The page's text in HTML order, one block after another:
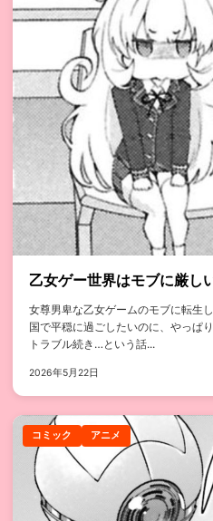
乙女ゲー世界はモブに厳し
女尊男卑な乙女ゲームのモブに転生
国で平穏に過ごしたいのに、やっぱ
トラブル続き…という話...
2026年5月22日
コミック アニメ